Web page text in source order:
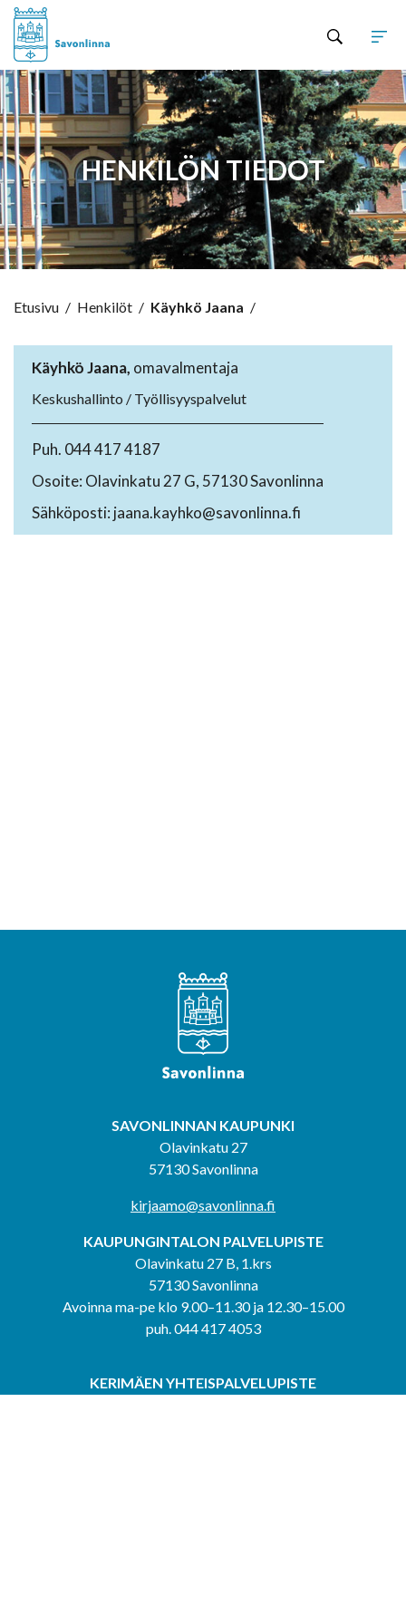
HENKILÖN TIEDOT
Etusivu / Henkilöt / Käyhkö Jaana /
Käyhkö Jaana, omavalmentaja
Keskushallinto / Työllisyyspalvelut
Puh. 044 417 4187
Osoite: Olavinkatu 27 G, 57130 Savonlinna
Sähköposti: jaana.kayhko@savonlinna.fi
SAVONLINNAN KAUPUNKI
Olavinkatu 27
57130 Savonlinna
kirjaamo@savonlinna.fi
KAUPUNGINTALON PALVELUPISTE
Olavinkatu 27 B, 1.krs
57130 Savonlinna
Avoinna ma-pe klo 9.00–11.30 ja 12.30–15.00
puh. 044 417 4053
KERIMÄEN YHTEISPALVELUPISTE